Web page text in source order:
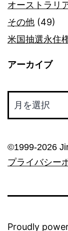
オーストラリ
その他 (49)
米国抽選永住
アーカイブ
カ
ブ
©︎1999-2026
プライバシー
Proudly